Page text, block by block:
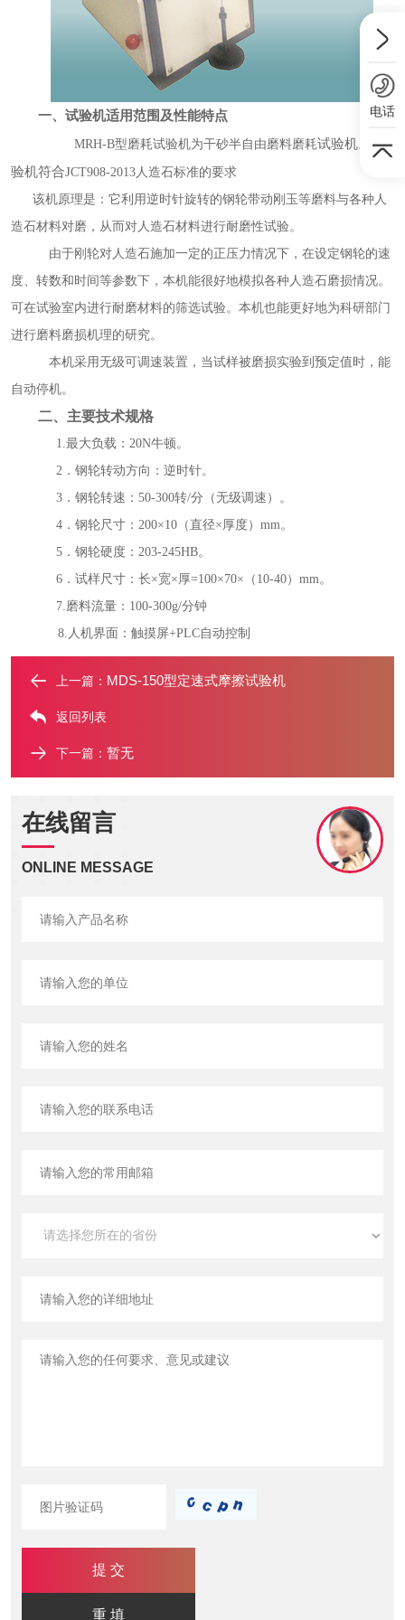
一、试验机适用范围及性能特点
MRH-B型磨耗试验机为干砂半自由磨料磨耗试验机。试
验机符合JCT908-2013人造石标准的要求
该机原理是：它利用逆时针旋转的钢轮带动刚玉等磨料与各种人
造石材料对磨，从而对人造石材料进行耐磨性试验。
由于刚轮对人造石施加一定的正压力情况下，在设定钢轮的速
度、转数和时间等参数下，本机能很好地模拟各种人造石磨损情况。
可在试验室内进行耐磨材料的筛选试验。本机也能更好地为科研部门
进行磨料磨损机理的研究。
本机采用无级可调速装置，当试样被磨损实验到预定值时，能
自动停机。
二、主要技术规格
1.最大负载：20N牛顿。
2．钢轮转动方向： 逆时针。
3．钢轮转速： 50-300转/分（无级调速）。
4．钢轮尺寸： 200×10（直径×厚度）mm。
5．钢轮硬度： 203-245HB。
6．试样尺寸：长×宽×厚=100×70×（10-40）mm。
7.磨料流量：100-300g/分钟
8.人机界面：触摸屏+PLC自动控制
上一篇： MDS-150型定速式摩擦试验机
返回列表
下一篇： 暂无
在线留言
ONLINE MESSAGE
电话